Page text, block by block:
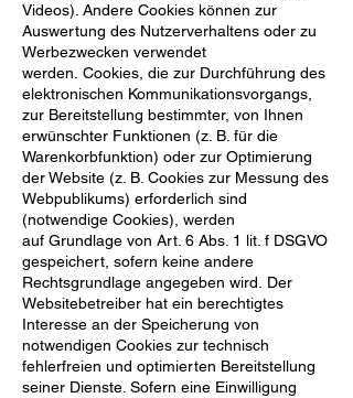
Videos). Andere Cookies können zur
Auswertung des Nutzerverhaltens oder zu
Werbezwecken verwendet
werden. Cookies, die zur Durchführung des
elektronischen Kommunikationsvorgangs,
zur Bereitstellung bestimmter, von Ihnen
erwünschter Funktionen (z. B. für die
Warenkorbfunktion) oder zur Optimierung
derWebsite (z. B. Cookies zur Messung des
Webpublikums) erforderlich sind
(notwendige Cookies), werden
auf Grundlage von Art. 6 Abs. 1 lit. f DSGVO
gespeichert, sofern keine andere
Rechtsgrundlage angegeben wird. Der
Websitebetreiber hat ein berechtigtes
Interesse an der Speicherung von
notwendigen Cookies zur technisch
fehlerfreien und optimierten Bereitstellung
seiner Dienste. Sofern eine Einwilligung